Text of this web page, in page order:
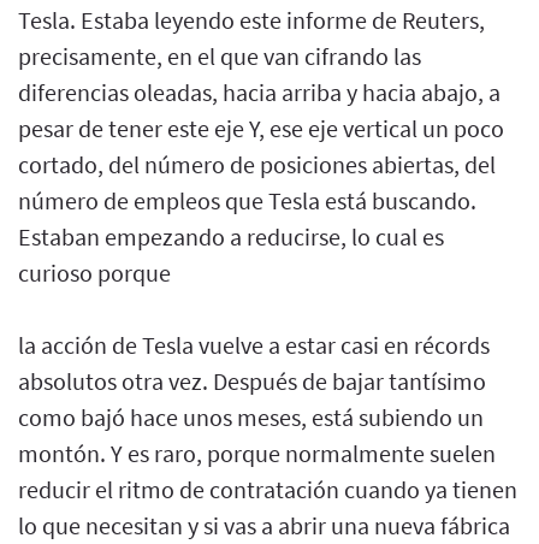
Tesla. Estaba leyendo este informe de Reuters,
precisamente, en el que van cifrando las
diferencias oleadas, hacia arriba y hacia abajo, a
pesar de tener este eje Y, ese eje vertical un poco
cortado, del número de posiciones abiertas, del
número de empleos que Tesla está buscando.
Estaban empezando a reducirse, lo cual es
curioso porque
la acción de Tesla vuelve a estar casi en récords
absolutos otra vez. Después de bajar tantísimo
como bajó hace unos meses, está subiendo un
montón. Y es raro, porque normalmente suelen
reducir el ritmo de contratación cuando ya tienen
lo que necesitan y si vas a abrir una nueva fábrica